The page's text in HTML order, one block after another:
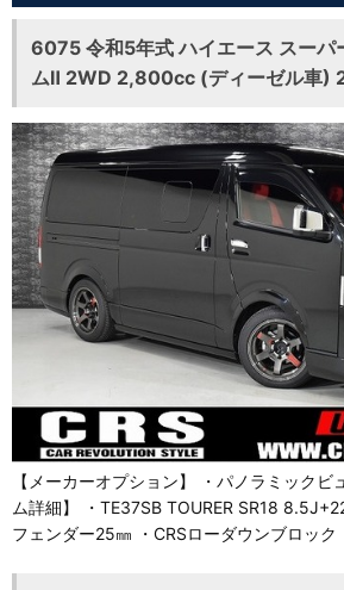
6075 令和5年式 ハイエース スーパ
ムⅡ 2WD 2,800cc (ディーゼル車)
【メーカーオプション】 ・パノラミック
ム詳細】 ・TE37SB TOURER SR18
フェンダー25㎜ ・CRSローダウンブロッ